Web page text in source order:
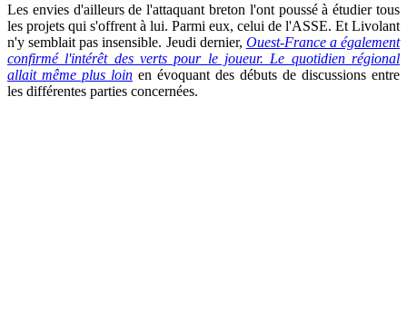
Les envies d'ailleurs de l'attaquant breton l'ont poussé à étudier tous
les projets qui s'offrent à lui. Parmi eux, celui de l'ASSE. Et Livolant
n'y semblait pas insensible. Jeudi dernier, Ouest-France a également
confirmé l'intérêt des verts pour le joueur. Le quotidien régional
allait même plus loin en évoquant des débuts de discussions entre
les différentes parties concernées.